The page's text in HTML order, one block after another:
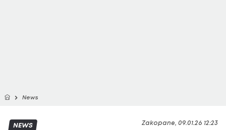
News
Zakopane, 09.01.26 12:23
NEWS